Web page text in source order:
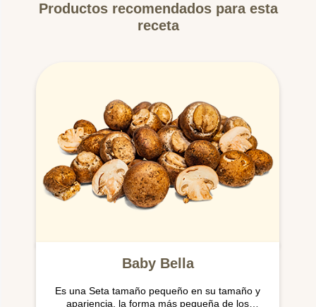
Productos recomendados para esta
receta
Baby Bella
Es una Seta tamaño pequeño en su tamaño y
apariencia, la forma más pequeña de los